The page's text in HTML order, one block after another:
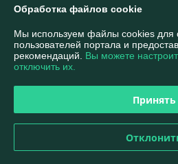
Информация для покупателя
Индивидуальный предприниматель:
ИП
Беларусь, г. Минск ул. Калиновского 42-14
Регистрационный номер ЕГР: 190508547
Регистрационный орган: Минский
Дата регистрации компании: 24.10.2014
Ссылка на свидетельство/лицензию
Обработка файлов cookie
Мы используем файлы cookies для
пользователей портала и
рекомендаций. Вы можете
отключить их.
Принять